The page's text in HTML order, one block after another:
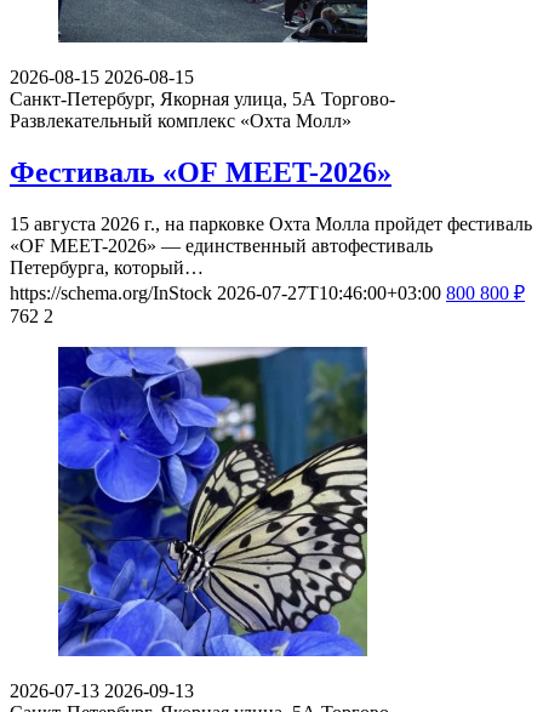
2026-08-15 2026-08-15
Санкт-Петербург, Якорная улица, 5А Торгово-
Развлекательный комплекс «Охта Молл»
Фестиваль «OF MEET-2026»
15 августа 2026 г., на парковке Охта Молла пройдет фестиваль
«OF MEET-2026» — единственный автофестиваль
Петербурга, который…
https://schema.org/InStock 2026-07-27T10:46:00+03:00 800 800 ₽
762 2
2026-07-13 2026-09-13